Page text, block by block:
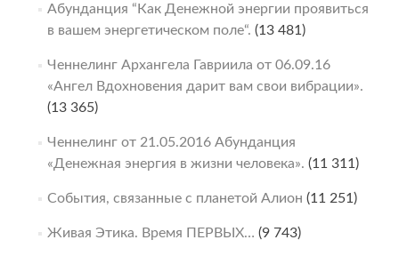
Абунданция “Как Денежной энергии проявиться
в вашем энергетическом поле“. (13 481)
Ченнелинг Архангела Гавриила от 06.09.16
«Ангел Вдохновения дарит вам свои вибрации».
(13 365)
Ченнелинг от 21.05.2016 Абунданция
«Денежная энергия в жизни человека». (11 311)
События, связанные с планетой Алион (11 251)
Живая Этика. Время ПЕРВЫХ… (9 743)